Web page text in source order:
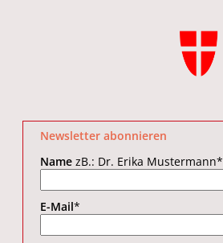
Newsletter abonnieren
NamezB.: Dr. Erika Mustermann*
E-Mail*